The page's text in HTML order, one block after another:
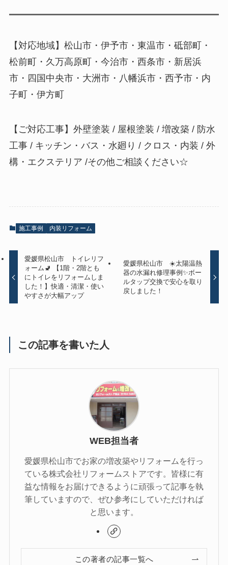
【対応地域】松山市・伊予市・東温市・砥部町・
松前町・久万高原町・今治市・西条市・新居浜
市・四国中央市・大洲市・八幡浜市・西予市・内
子町・伊方町
【ご対応工事】外壁塗装 / 屋根塗装 / 増改築 / 防水
工事 / キッチン・バス・水廻り / クロス・内装 / 外
構・エクステリア /その他ご相談ください☆
施工事例 内装リフォーム
愛媛県松山市 トイレリフ
ォーム🚽 【1階・2階とも
にトイレをリフォームしま
した！】快適・清潔・使い
やすさが大幅アップ
愛媛県松山市 ☀️太陽温熱
器の水漏れ修理事例✨ボー
ルタップ交換で安心を取り
戻しました！
この記事を書いた人
WEB担当者
愛媛県松山市でお家の増改築やリフォームを行っ
ている株式会社リフォームストアです。皆様に有
益な情報をお届けできるように頑張って記事を執
筆していますので、ぜひ参考にしていただければ
と思います。
この著者の記事一覧へ